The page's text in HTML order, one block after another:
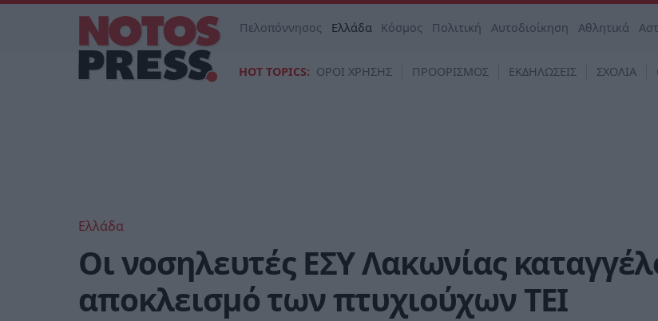
Πελοπόννησος Ελλάδα Κόσμος Πολιτική Αυτοδιοίκηση Αθλητικά
HOT TOPICS: ΟΡΟΙ ΧΡΗΣΗΣ ΠΡΟΟΡΙΣΜΟΣ ΕΚΔΗΛΩΣΕΙΣ ΣΧΟΛΙΑ
Ελλάδα
Οι νοσηλευτές ΕΣΥ Λακωνίας
αποκλεισμό των πτυχιούχων ΤΕΙ